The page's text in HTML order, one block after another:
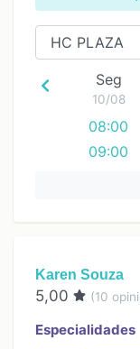
Seg
10/08
08:00
09:00
Karen Souza
5,00 (10
Especialidades